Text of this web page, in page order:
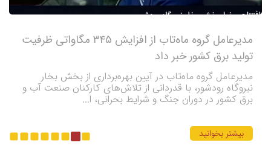
مدیرعامل گروه ماه‌تاب از افزایش ۳۴۵ مگاواتی ظرفیت
تولید برق کشور خبر داد
مدیرعامل گروه ماه‌تاب در آیین بهره‌برداری از بخش بخار
نیروگاه رودشور، با قدردانی از تلاش‌های کارکنان صنعت آب و
برق کشور در دوران جنگ و شرایط بحرانی، ا...
بیشتر بخوانید